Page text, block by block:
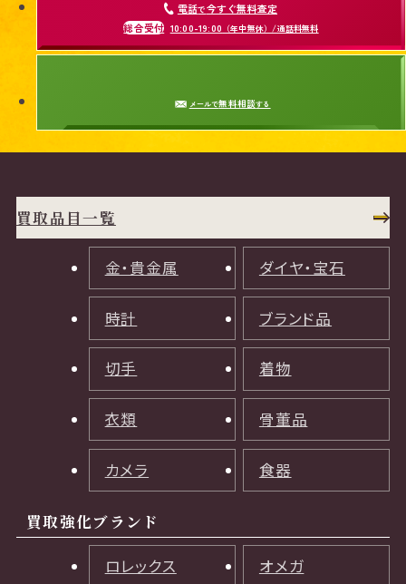
電話で今すぐ無料査定
総合受付 10:00-19:00 （年中無休）/通話料無料
メールで無料相談する
買取品目一覧
金・貴金属 ダイヤ・宝石
時計 ブランド品
切手 着物
衣類 骨董品
カメラ 食器
買取強化ブランド
ロレックス オメガ